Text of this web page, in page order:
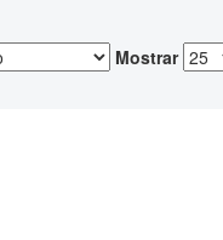
Mostrar